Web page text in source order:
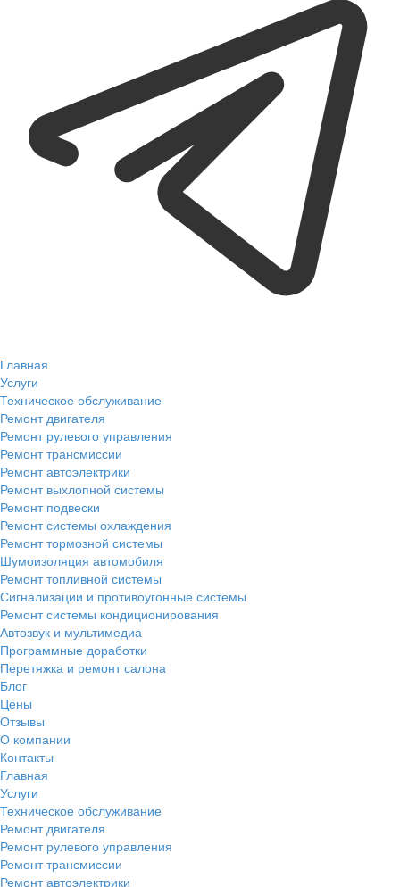
Главная
Услуги
Техническое обслуживание
Ремонт двигателя
Ремонт рулевого управления
Ремонт трансмиссии
Ремонт автоэлектрики
Ремонт выхлопной системы
Ремонт подвески
Ремонт системы охлаждения
Ремонт тормозной системы
Шумоизоляция автомобиля
Ремонт топливной системы
Сигнализации и противоугонные системы
Ремонт системы кондиционирования
Автозвук и мультимедиа
Программные доработки
Перетяжка и ремонт салона
Блог
Цены
Отзывы
О компании
Контакты
Главная
Услуги
Техническое обслуживание
Ремонт двигателя
Ремонт рулевого управления
Ремонт трансмиссии
Ремонт автоэлектрики